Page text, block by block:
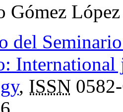
Gómez López
del
International
, ISSN